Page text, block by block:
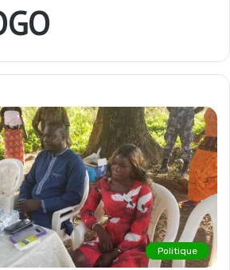
Politique